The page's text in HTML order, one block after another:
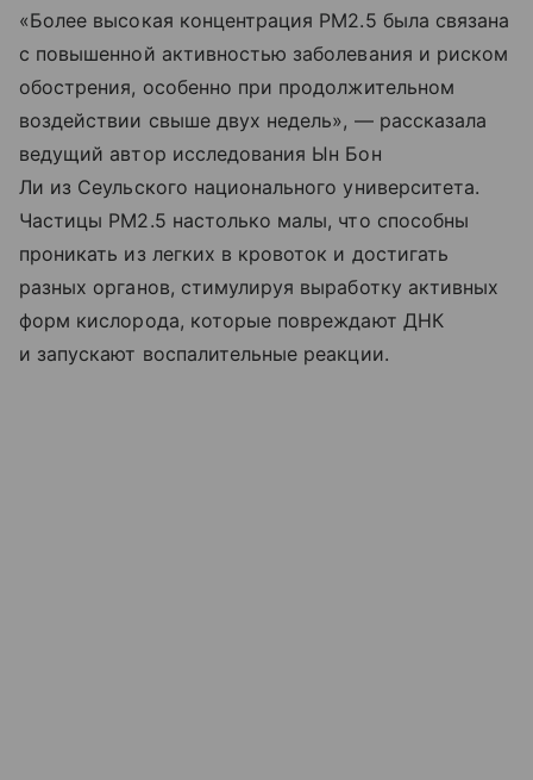
«Более высокая концентрация PM2.5 была связана
с повышенной активностью заболевания и риском
обострения, особенно при продолжительном
воздействии свыше двух недель», — рассказала
ведущий автор исследования Ын Бон
Ли из Сеульского национального университета.
Частицы PM2.5 настолько малы, что способны
проникать из легких в кровоток и достигать
разных органов, стимулируя выработку активных
форм кислорода, которые повреждают ДНК
и запускают воспалительные реакции.